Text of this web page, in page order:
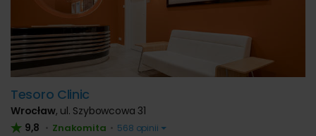
Tesoro Clinic
Wrocław, ul. Szybowcowa 31
9,8 • Znakomita • 568 opinii